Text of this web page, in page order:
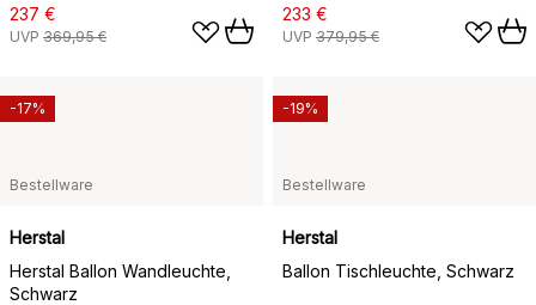
237 €
UVP 369,95 €
233 €
UVP 379,95 €
Bestellware
Herstal
Herstal Ballon Wandleuchte,
Schwarz
-17%
Bestellware
Herstal
Ballon Tischleuchte, Schwarz
-19%